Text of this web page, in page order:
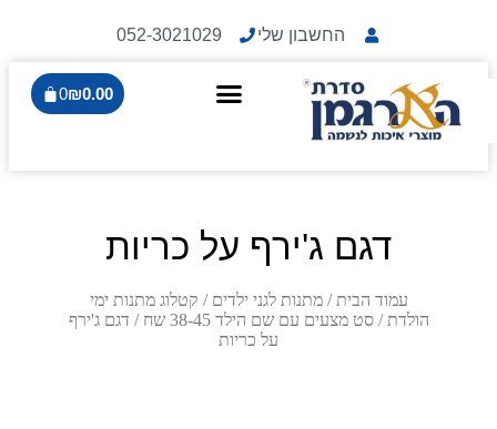
החשבון שלי 052-3021029
₪0.00
0
דגם ג'ירף על כריות
עמוד הבית /מתנות לגני ילדים / קטלוג מתנות ימי
הולדת /סט מצעים עם שם הילד 38-45 שח
/ דגם ג'ירף
על כריות